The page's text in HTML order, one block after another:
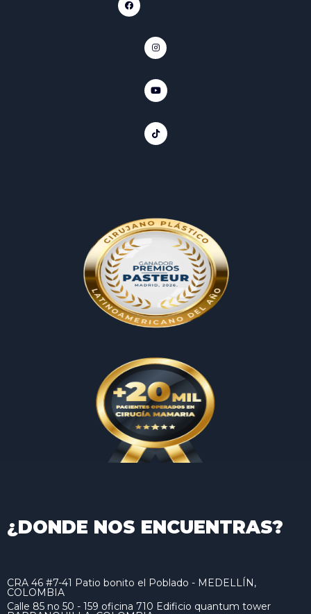
¿DONDE NOS ENCUENTRAS?
CRA 46 #7-41 Patio bonito el Poblado - MEDELLÍN,
COLOMBIA
Calle 85 no 50 - 159 oficina 710 Edificio quantum tower